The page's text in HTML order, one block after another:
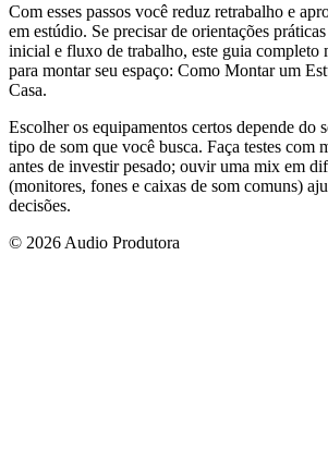
Com esses passos você reduz retrabalho e
em estúdio. Se precisar de orientações
inicial e fluxo de trabalho, este guia completo
para montar seu espaço: Como Montar um
Casa.
Escolher os equipamentos certos depende do
tipo de som que você busca. Faça testes com
antes de investir pesado; ouvir uma mix em
(monitores, fones e caixas de som comuns)
decisões.
© 2026 Audio Produtora